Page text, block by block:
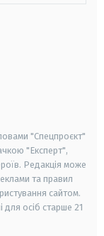
"Спецпроєкт"
"Експерт",
Редакція може
та правил
сайтом.
для осіб старше 21